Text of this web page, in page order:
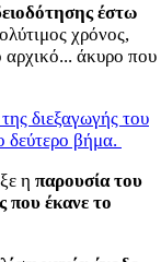
έστω
χρόνος,
αρχικό... άκυρο που
διεξαγωγής του
δεύτερο βήμα.
η παρουσία του
που έκανε το